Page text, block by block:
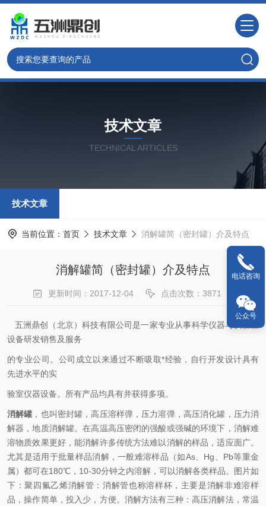
技术文章
TECHNICAL ARTICLES
技术文章
当前位置： 首页 技术文章 消解罐简（密封罐）介及特点
消解罐简（密封罐）介及特点
更新时间：2017-12-04 点击次数：3871
五洲鼎创（北京）科技有限公司是一家专业从事科学仪器与实验室
设备研发销售及服务
的专业公司。公司成立以来通过不断吸取*经验，自行开发设计具有
先进水平的实
验室仪器设备。所有产品均具有并获得多项。
消解罐 ，也叫密封罐，高压溶样弹，压力溶弹，高压消化罐，压力消
解器，地质消解罐。在高温高压密闭的强酸或强碱的环境下，消解难
溶物质效果更好，能消解许多传统方法难以消解的样品，适应面广。
尤其是适用于批量样品消解，一般难溶样品（如As、Hg、Pb等重金
属）都可在180℃，10-30分钟之内溶解，可以消解各类样品。图片如
下：聚四氟乙烯消解管：消解管也称溶样杯，主要是消解非难溶样
品，操作简单，投入少，方便。消解方法有三种：高压消解法，常温
电话咨询
公众号